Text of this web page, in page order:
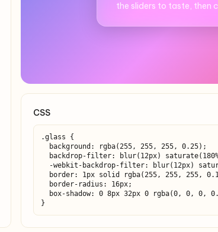
the sliders to taste, then
CSS
.glass {
}